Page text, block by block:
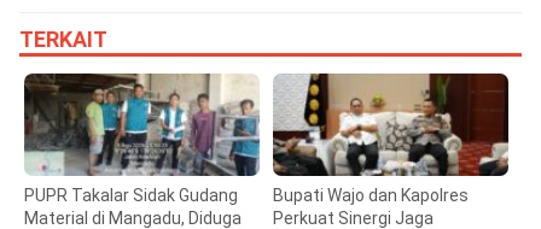
TERKAIT
PUPR Takalar Sidak Gudang
Material di Mangadu, Diduga
Bupati Wajo dan Kapolres
Perkuat Sinergi Jaga